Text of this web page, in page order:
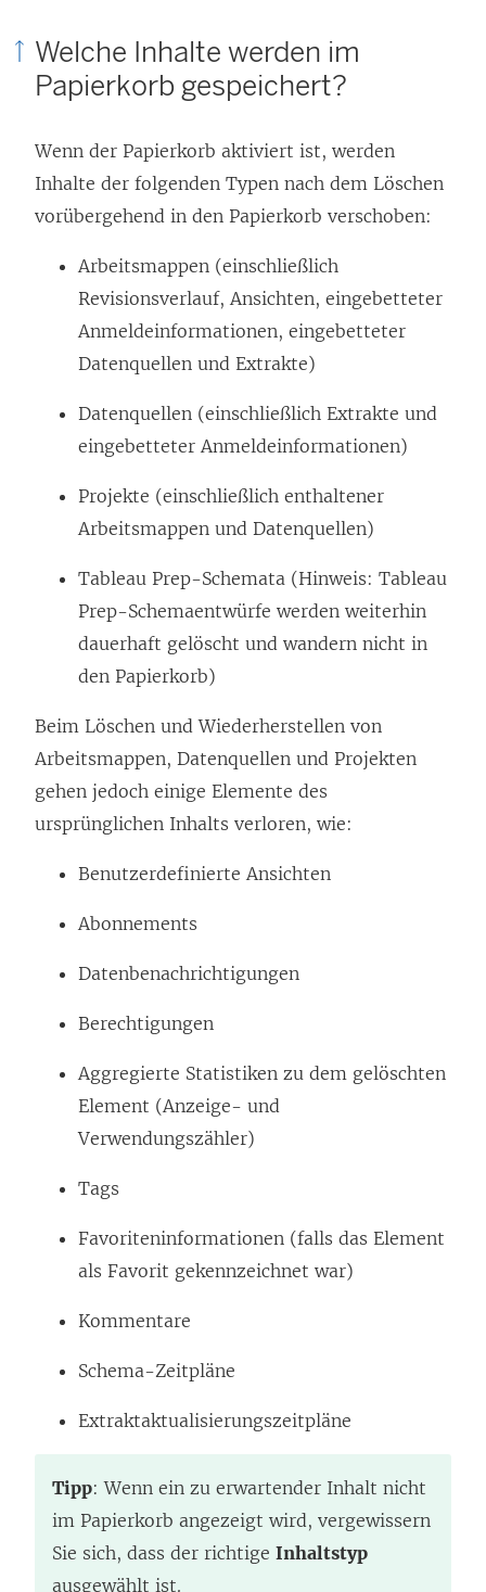
Welche Inhalte werden im
Papierkorb gespeichert?
Wenn der Papierkorb aktiviert ist, werden
Inhalte der folgenden Typen nach dem Löschen
vorübergehend in den Papierkorb verschoben:
Arbeitsmappen (einschließlich
Revisionsverlauf, Ansichten, eingebetteter
Anmeldeinformationen, eingebetteter
Datenquellen und Extrakte)
Datenquellen (einschließlich Extrakte und
eingebetteter Anmeldeinformationen)
Projekte (einschließlich enthaltener
Arbeitsmappen und Datenquellen)
Tableau Prep-Schemata (Hinweis: Tableau
Prep-Schemaentwürfe werden weiterhin
dauerhaft gelöscht und wandern nicht in
den Papierkorb)
Beim Löschen und Wiederherstellen von
Arbeitsmappen, Datenquellen und Projekten
gehen jedoch einige Elemente des
ursprünglichen Inhalts verloren, wie:
Benutzerdefinierte Ansichten
Abonnements
Datenbenachrichtigungen
Berechtigungen
Aggregierte Statistiken zu dem gelöschten
Element (Anzeige- und
Verwendungszähler)
Tags
Favoriteninformationen (falls das Element
als Favorit gekennzeichnet war)
Kommentare
Schema-Zeitpläne
Extraktaktualisierungszeitpläne
Tipp: Wenn ein zu erwartender Inhalt nicht
im Papierkorb angezeigt wird, vergewissern
Sie sich, dass der richtige Inhaltstyp
ausgewählt ist.